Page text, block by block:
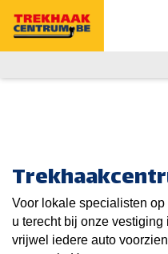
Voor lokale specialisten
u terecht bij onze
vrijwel iedere auto